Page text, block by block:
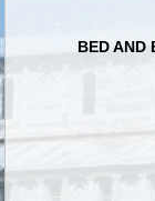
BED AND